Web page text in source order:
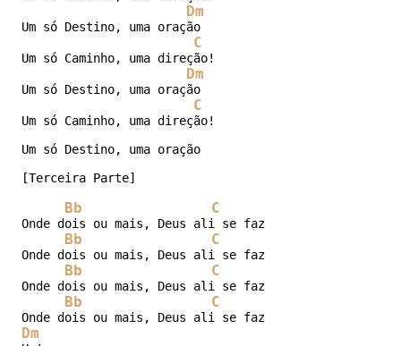
Dm
Um só Destino, uma oração
C
Um só Caminho, uma direção!
Dm
Um só Destino, uma oração
C
Um só Caminho, uma direção!
Um só Destino, uma oração
[Terceira Parte]
Bb C
Onde dois ou mais, Deus ali se faz
Bb C
Onde dois ou mais, Deus ali se faz
Bb C
Onde dois ou mais, Deus ali se faz
Bb C
Onde dois ou mais, Deus ali se faz
Dm